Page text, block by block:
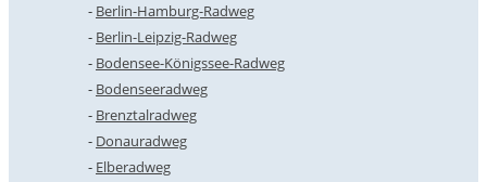
Berlin-Hamburg-Radweg
Berlin-Leipzig-Radweg
Bodensee-Königssee-Radweg
Bodenseeradweg
Brenztalradweg
Donauradweg
Elberadweg